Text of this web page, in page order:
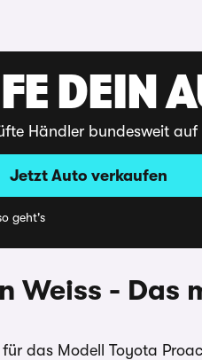
DEIN
Händler bundesweit
Jetzt Auto verkaufen
geht's
Weiss - Das
das Modell Toyota